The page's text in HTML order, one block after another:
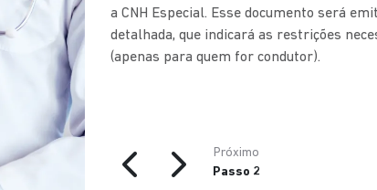
a CNH Especial. Esse documento será
detalhada, que indicará as restrições
(apenas para quem for condutor).
Próximo
Passo 2